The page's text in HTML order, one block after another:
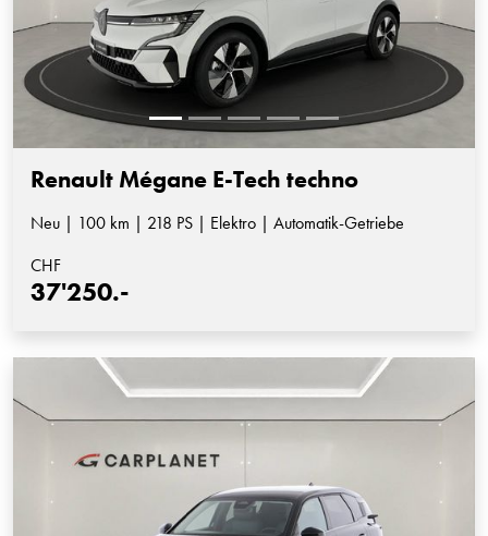
Renault Mégane E-Tech techno
Neu | 100 km | 218 PS | Elektro | Automatik-Getriebe
CHF
37'250.-